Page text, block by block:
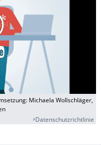
Michaela Wollschläger,
Datenschutzrichtlinie